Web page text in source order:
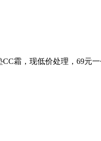
霜，现低价处理，69元